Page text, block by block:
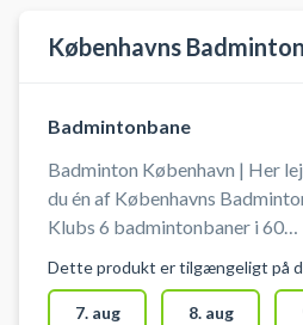
såsom ketchere kan lejes og
Københavns
Badmintonbane
Badminton København | Her
du én af Københavns
Klubs 6 badmintonbaner i 60
København ved at leje en
badmintonbane hos
Dette produkt er tilgængeligt på
7. aug 8. aug